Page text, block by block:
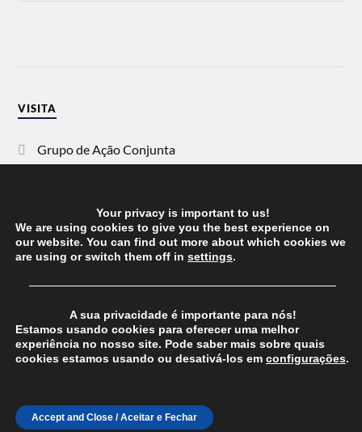
VISITA
Grupo de Ação Conjunta
Vida Justa
dezanove
THEME BY ANDERS NORÉN
Your privacy is important to us!
We are using cookies to give you the best experience on
our website. You can find out more about which cookies we
are using or switch them off in settings.
──────────────────────────────────────
A sua privacidade é importante para nós!
Estamos usando cookies para oferecer uma melhor
experiência no nosso site. Pode saber mais sobre quais
cookies estamos usando ou desativá-los em configurações.
Accept and Close / Aceitar e Fechar